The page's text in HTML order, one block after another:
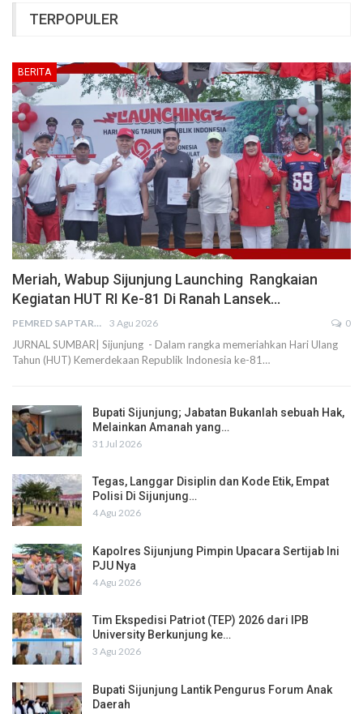
TERPOPULER
BERITA
Meriah, Wabup Sijunjung Launching Rangkaian
Kegiatan HUT RI Ke-81 Di Ranah Lansek…
PEMRED SAPTARIUS 3 Agu 2026 0
JURNAL SUMBAR| Sijunjung - Dalam rangka memeriahkan Hari Ulang
Tahun (HUT) Kemerdekaan Republik Indonesia ke-81…
Bupati Sijunjung; Jabatan Bukanlah sebuah Hak,
Melainkan Amanah yang…
31 Jul 2026
Tegas, Langgar Disiplin dan Kode Etik, Empat
Polisi Di Sijunjung…
4 Agu 2026
Kapolres Sijunjung Pimpin Upacara Sertijab Ini
PJU Nya
4 Agu 2026
Tim Ekspedisi Patriot (TEP) 2026 dari IPB
University Berkunjung ke…
3 Agu 2026
Bupati Sijunjung Lantik Pengurus Forum Anak
Daerah